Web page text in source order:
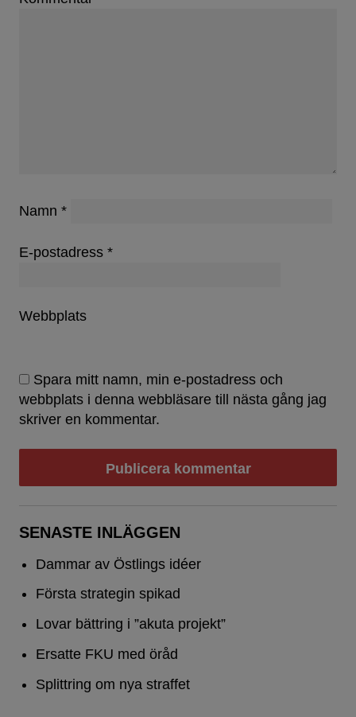
Namn *
E-postadress *
Webbplats
Spara mitt namn, min e-postadress och
webbplats i denna webbläsare till nästa gång jag
skriver en kommentar.
SENASTE INLÄGGEN
Dammar av Östlings idéer
Första strategin spikad
Lovar bättring i ”akuta projekt”
Ersatte FKU med öråd
Splittring om nya straffet